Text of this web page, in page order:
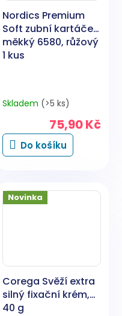
Nordics Premium
Soft zubní kartáček
měkký 6580, růžový
1 kus
Skladem (>5 ks)
75,90 Kč
Do košíku
Novinka
Corega Svěží extra
silný fixační krém,
40 g